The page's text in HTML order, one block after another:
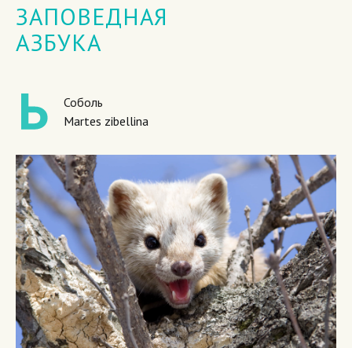
ЗАПОВЕДНАЯ
АЗБУКА
Соболь
Martes zibellina